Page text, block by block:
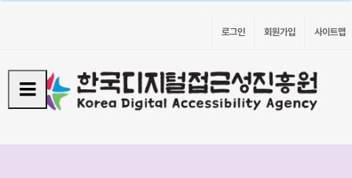
로그인 회원가입 사이트맵